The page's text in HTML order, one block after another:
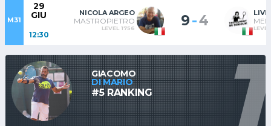
M31
29
GIU
12:30
NICOLA ARGEO
MASTROPIETRO
LEVEL 1756 9-4
GIACOMO
DI MARIO
#5 RANKING